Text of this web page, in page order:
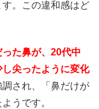
。この違和感はど
た鼻が、20代中
尖ったように変化
され、「鼻だけが
うです。